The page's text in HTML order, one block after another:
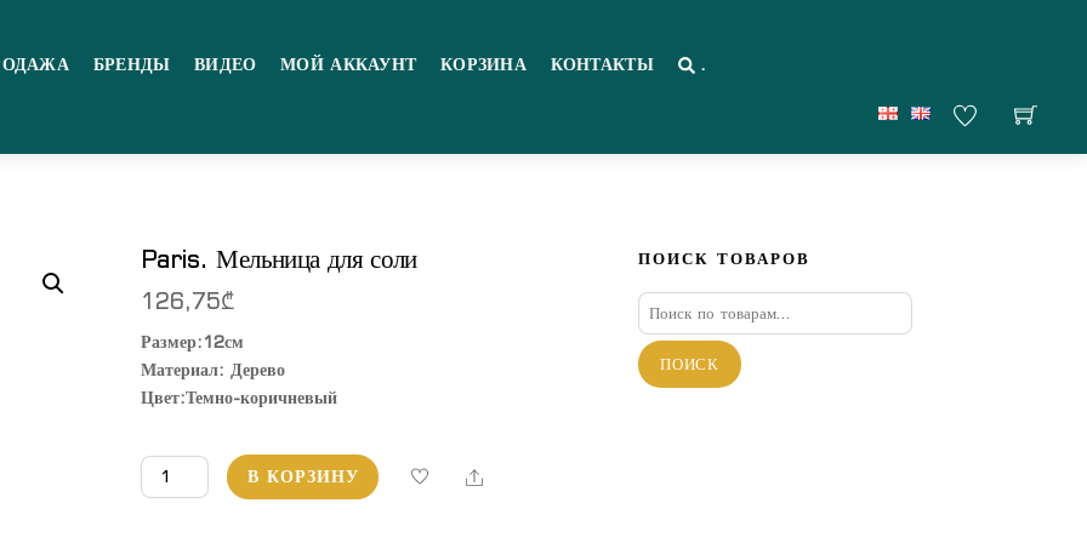
БРЕНДЫ ВИДЕО МОЙ АККАУНТ КОРЗИНА КОНТАКТЫ .
Paris. Мельница для соли
126,75₾
Размер:12см
Материал: Дерево
Цвет:Темно-коричневый
Количество
товара
В КОРЗИНУ Share
ПОИСК ТОВАРОВ
Искать:
ПОИСК